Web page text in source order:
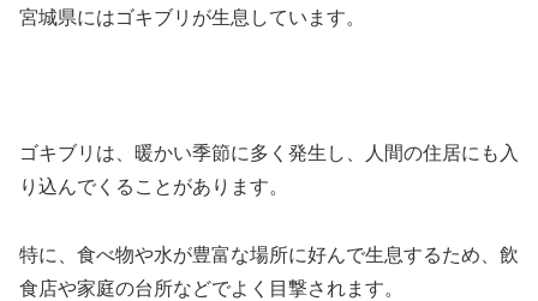
宮城県にはゴキブリが生息しています。
ゴキブリは、暖かい季節に多く発生し、人間の住居にも入
り込んでくることがあります。
特に、食べ物や水が豊富な場所に好んで生息するため、飲
食店や家庭の台所などでよく目撃されます。